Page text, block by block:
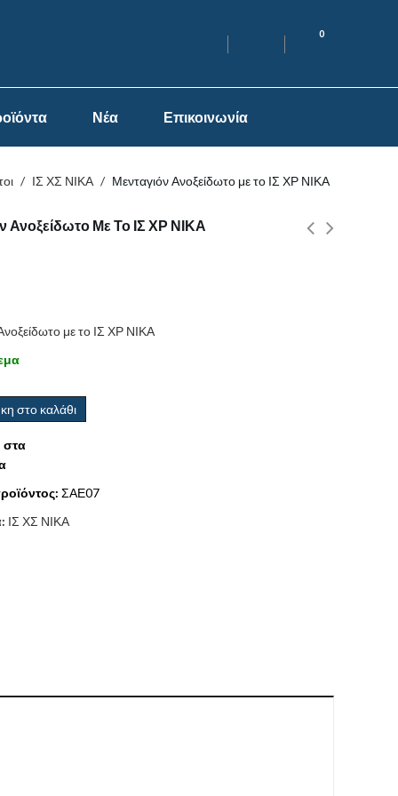
0
Νέα Επικοινωνία
/ ΙΣ ΧΣ ΝΙΚΑ / Μενταγιόν Ανοξείδωτο με το ΙΣ ΧΡ ΝΙΚΑ
Ανοξείδωτο Με Το ΙΣ ΧΡ ΝΙΚΑ
με το ΙΣ ΧΡ ΝΙΚΑ
στο καλάθι
στα
ΣΑΕ07
ΙΣ ΧΣ ΝΙΚΑ